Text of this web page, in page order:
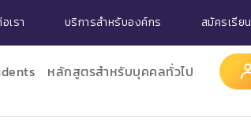
เรา บริการสำหรับองค์กร สมัครเรียน
หลักสูตรสำหรับบุคคลทั่วไป